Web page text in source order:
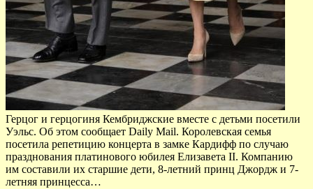
Герцог и герцогиня Кембриджские вместе с детьми посетили
Уэльс. Об этом сообщает Daily Mail. Королевская семья
посетила репетицию концерта в замке Кардифф по случаю
празднования платинового юбилея Елизавета II. Компанию
им составили их старшие дети, 8-летний принц Джордж и 7-
летняя принцесса…